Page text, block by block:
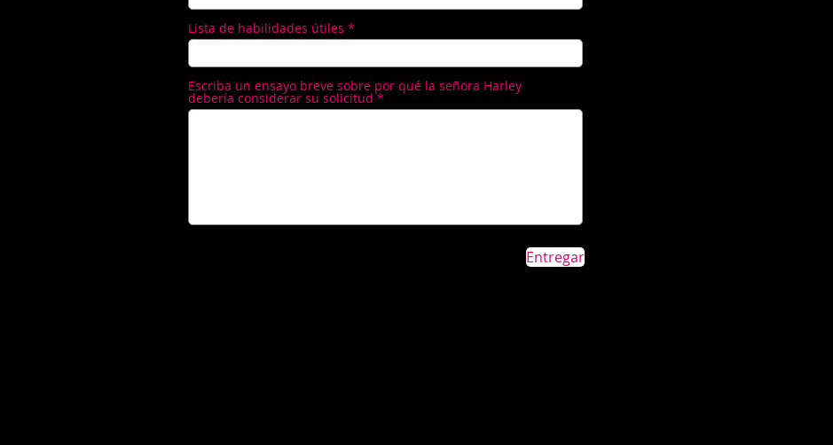
Lista de habilidades útiles
Escriba un ensayo breve sobre por qué la señora Harley
debería considerar su solicitud
Entregar